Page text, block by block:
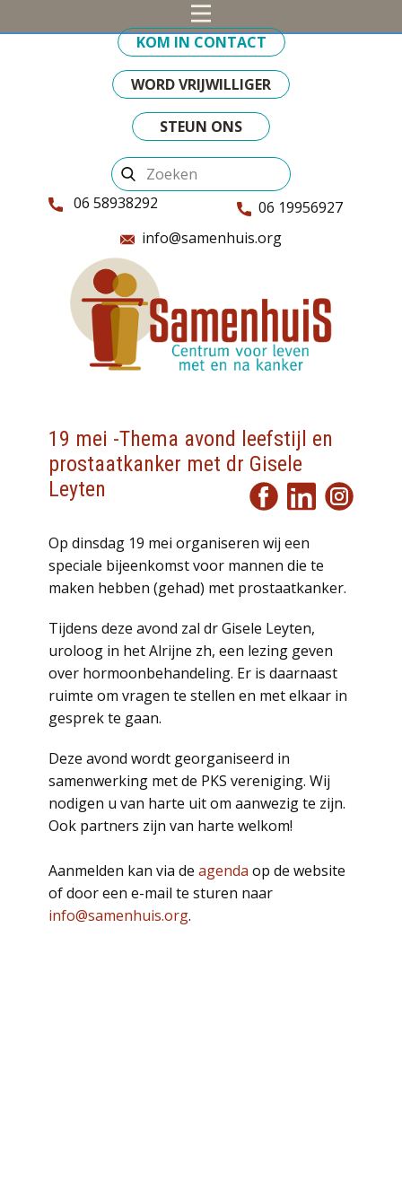
06 19956927
info@samenhuis.org
06 58938292
STEUN ONS
WORD VRIJWILLIGER
KOM IN CONTACT
19 mei -Thema avond leefstijl en
prostaatkanker met dr Gisele
Leyten
Op dinsdag 19 mei organiseren wij een
speciale bijeenkomst voor mannen die te
maken hebben (gehad) met prostaatkanker.
Tijdens deze avond zal dr Gisele Leyten,
uroloog in het Alrijne zh, een lezing geven
over hormoonbehandeling. Er is daarnaast
ruimte om vragen te stellen en met elkaar in
gesprek te gaan.
Deze avond wordt georganiseerd in
samenwerking met de PKS vereniging. Wij
nodigen u van harte uit om aanwezig te zijn.
Ook partners zijn van harte welkom!
Aanmelden kan via de agenda op de website
of door een e-mail te sturen naar
info@samenhuis.org.